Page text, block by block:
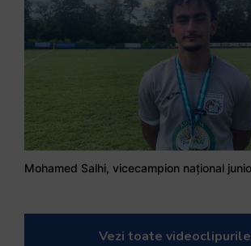
Vezi toate videoclipurile